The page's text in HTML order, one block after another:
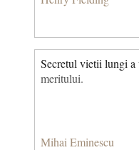
Secretul vietii lungi a
meritului.
Mihai Eminescu